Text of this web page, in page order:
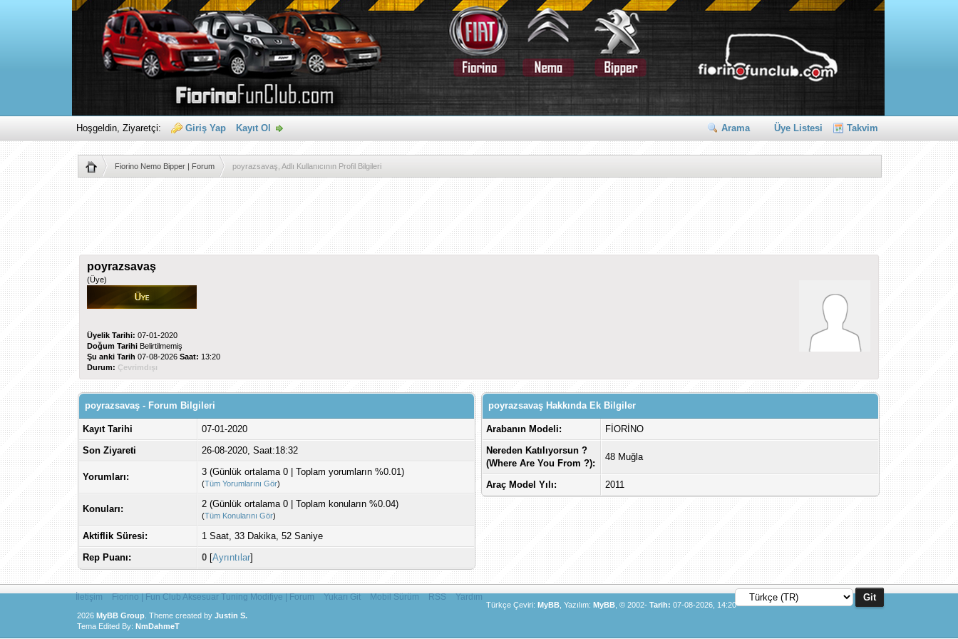
Arama Üye Listesi Takvim
Hoşgeldin, Ziyaretçi: Giriş Yap Kayıt Ol
Fiorino Nemo Bipper | Forum poyrazsavaş, Adlı Kullanıcının Profil Bilgileri
poyrazsavaş
(Üye)
Üyelik Tarihi: 07-01-2020
Doğum Tarihi Belirtilmemiş
Şu anki Tarih 07-08-2026Saat: 13:20
Durum: Çevrimdışı
poyrazsavaş - Forum Bilgileri
Kayıt Tarihi
07-01-2020
Son Ziyareti
26-08-2020, Saat:18:32
Yorumları: 3 (Günlük ortalama 0 | Toplam yorumların %0.01)
(Tüm Yorumlarını Gör)
Konuları: 2 (Günlük ortalama 0 | Toplam konuların %0.04)
(Tüm Konularını Gör)
Aktiflik Süresi:
1 Saat, 33 Dakika, 52 Saniye
Rep Puanı:
0 [Ayrıntılar]
poyrazsavaş Hakkında Ek Bilgiler
Arabanın Modeli:
FİORİNO
Nereden Katılıyorsun ?
(Where Are You From ?):
48 Muğla
Araç Model Yılı: 2011
İletişim Fiorino | Fun Club Aksesuar Tuning Modifiye | Forum Yukarı Git Mobil Sürüm RSS Yardım
Tarih: 07-08-2026, 14:20
Türkçe Çeviri: MyBB, Yazılım: MyBB, © 2002-
2026 MyBB Group. Theme created by Justin S.
Tema Edited By: NmDahmeT